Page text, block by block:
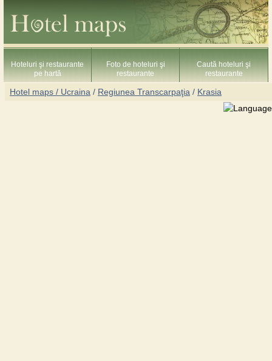
Hoteluri şi restaurante
pe hartă
Foto de hoteluri şi
restaurante
Caută hoteluri şi
restaurante
Hotel maps / Ucraina / Regiunea Transcarpaţia / Krasia